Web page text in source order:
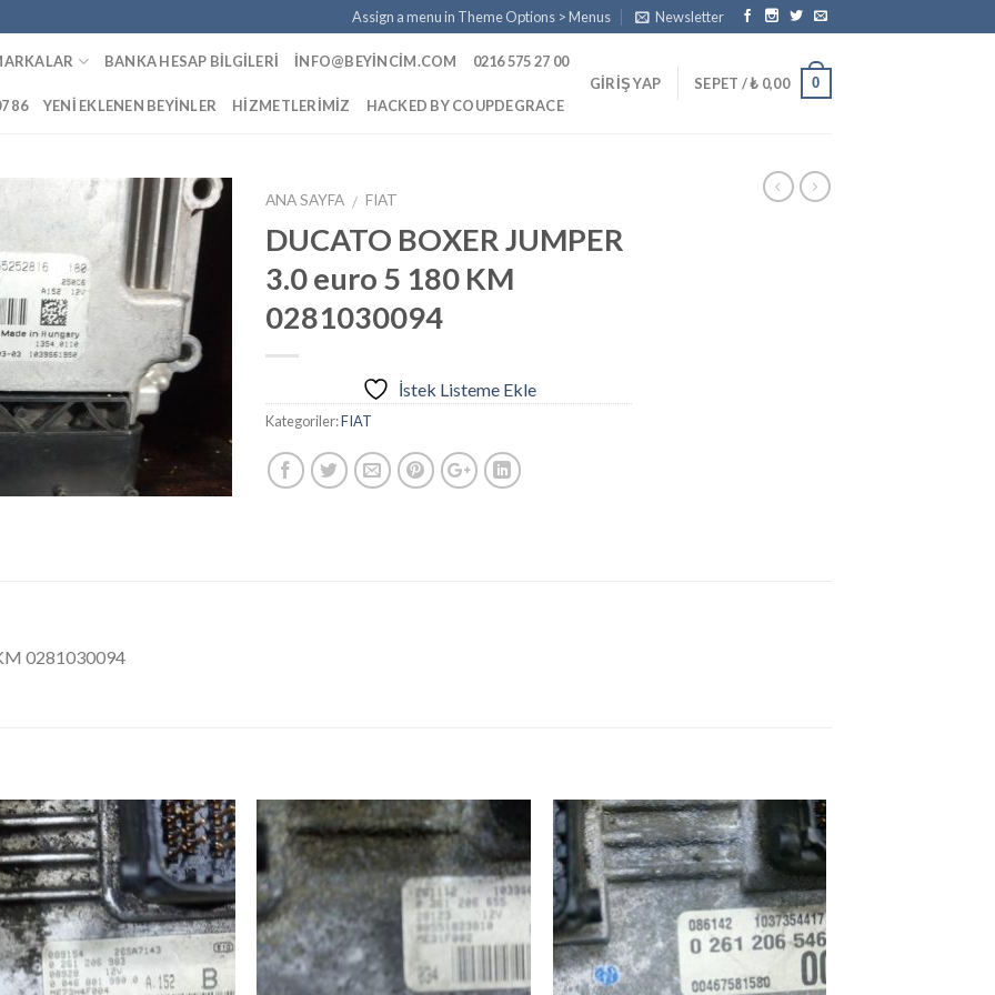
Assign a menu in Theme Options > Menus Newsletter
BANKA HESAP BILGILERI INFO@BEYINCIM.COM 0216 575 27 00
86 YENI EKLENEN BEYINLER HIZMETLERIMIZ HACKED BY COUPDEGRACE
GIRIŞ YAP SEPET /₺ 0,00 0
İstek
Listeme
Ekle
ANA SAYFA / FIAT
DUCATO BOXER JUMPER
3.0 euro 5 180 KM
0281030094
İstek Listeme Ekle
Kategoriler:FIAT
0281030094
İstek
Listeme
Ekle
İstek
Listeme
Ekle
İstek
Listeme
Ekle